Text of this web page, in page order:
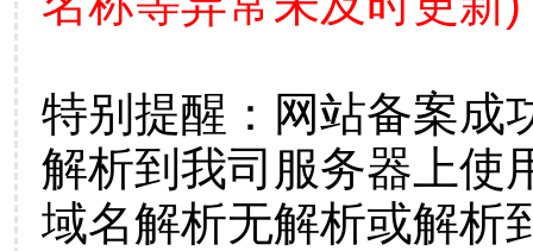
特别提醒：网站备案成
解析到我司服务器上使
域名解析无解析或解析